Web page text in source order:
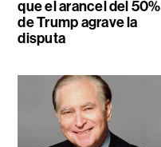
que el arancel del 50%
de Trump agrave la
disputa